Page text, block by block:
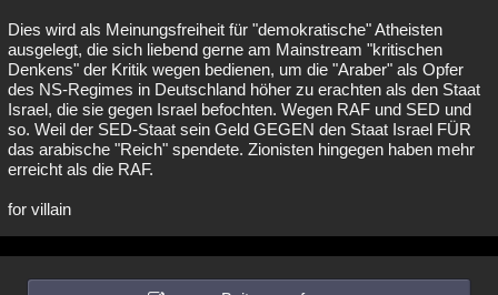
Dies wird als Meinungsfreiheit für "demokratische" Atheisten
ausgelegt, die sich liebend gerne am Mainstream "kritischen
Denkens" der Kritik wegen bedienen, um die "Araber" als Opfer
des NS-Regimes in Deutschland höher zu erachten als den Staat
Israel, die sie gegen Israel befochten. Wegen RAF und SED und
so. Weil der SED-Staat sein Geld GEGEN den Staat Israel FÜR
das arabische "Reich" spendete. Zionisten hingegen haben mehr
erreicht als die RAF.
for villain